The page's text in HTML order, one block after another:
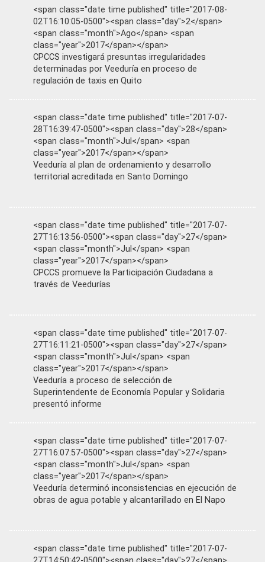
<span class="date time published" title="2017-08-
02T16:10:05-0500"><span class="day">2</span>
<span class="month">Ago</span> <span
class="year">2017</span></span>
CPCCS investigará presuntas irregularidades
determinadas por Veeduría en proceso de
regulación de taxis en Quito
<span class="date time published" title="2017-07-
28T16:39:47-0500"><span class="day">28</span>
<span class="month">Jul</span> <span
class="year">2017</span></span>
Veeduría al plan de ordenamiento y desarrollo
territorial acreditada en Santo Domingo
<span class="date time published" title="2017-07-
27T16:13:56-0500"><span class="day">27</span>
<span class="month">Jul</span> <span
class="year">2017</span></span>
CPCCS promueve la Participación Ciudadana a
través de Veedurías
<span class="date time published" title="2017-07-
27T16:11:21-0500"><span class="day">27</span>
<span class="month">Jul</span> <span
class="year">2017</span></span>
Veeduría a proceso de selección de
Superintendente de Economía Popular y Solidaria
presentó informe
<span class="date time published" title="2017-07-
27T16:07:57-0500"><span class="day">27</span>
<span class="month">Jul</span> <span
class="year">2017</span></span>
Veeduría determinó inconsistencias en ejecución de
obras de agua potable y alcantarillado en El Napo
<span class="date time published" title="2017-07-